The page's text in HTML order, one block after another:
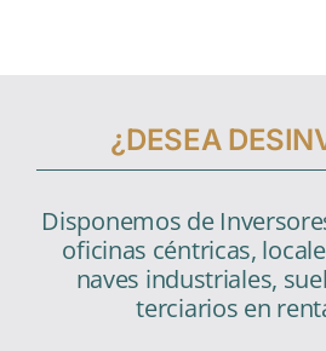
¿DESEA
Disponemos de
oficinas céntricas,
naves industriales,
terciarios en